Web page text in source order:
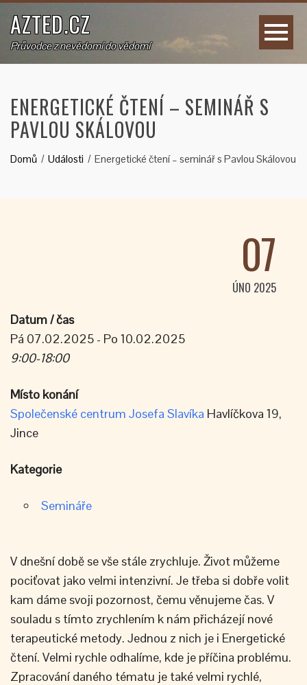
AZTED.CZ
Průvodce z nevědomí do vědomí
ENERGETICKÉ ČTENÍ – SEMINÁŘ S
PAVLOU SKÁLOVOU
Domů Události Energetické čtení – seminář s Pavlou Skálovou
07
ÚNO 2025
Datum / čas
Pá 07.02.2025 - Po 10.02.2025
9:00-18:00
Místo konání
Společenské centrum Josefa Slavíka Havlíčkova 19,
Jince
Kategorie
Semináře
V dnešní době se vše stále zrychluje. Život můžeme
pociťovat jako velmi intenzivní. Je třeba si dobře volit
kam dáme svoji pozornost, čemu věnujeme čas. V
souladu s tímto zrychlením k nám přicházejí nové
terapeutické metody. Jednou z nich je i Energetické
čtení. Velmi rychle odhalíme, kde je příčina problému.
Zpracování daného tématu je také velmi rychlé,